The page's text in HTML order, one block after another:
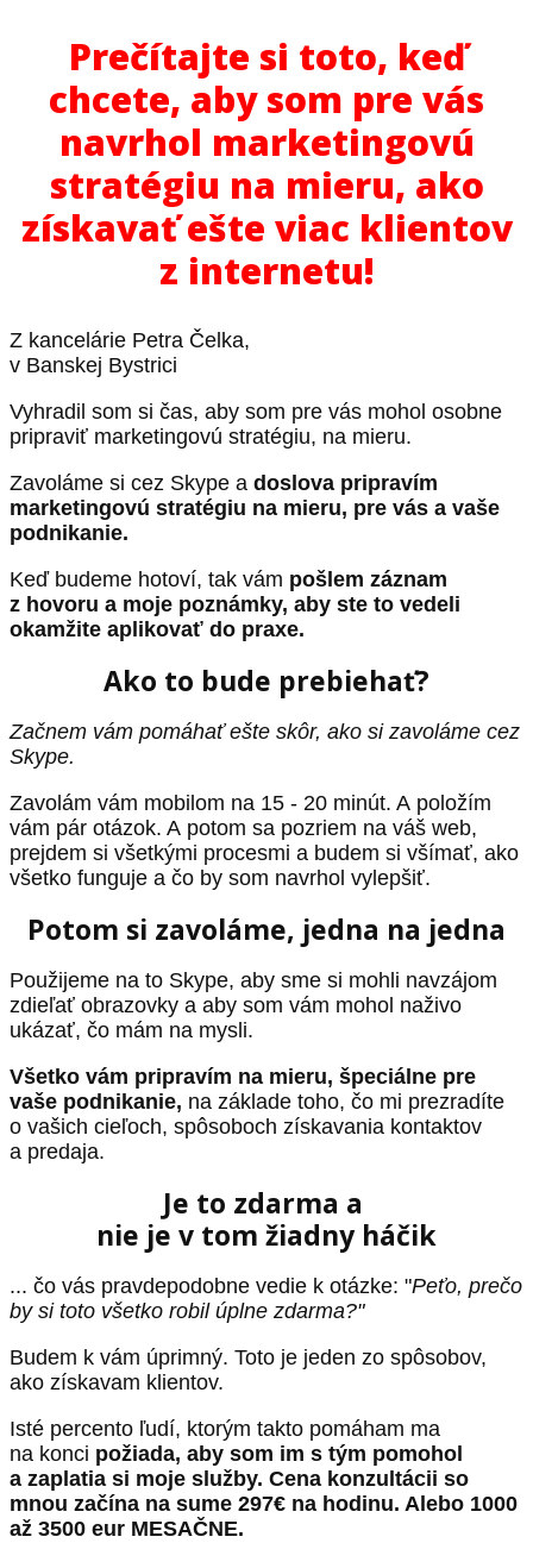
Prečítajte si toto, keď
chcete, aby som pre vás
navrhol marketingovú
stratégiu na mieru, ako
získavať ešte viac klientov
z internetu!
Z kancelárie Petra Čelka,
v Banskej Bystrici
Vyhradil som si čas, aby som pre vás mohol osobne
pripraviť marketingovú stratégiu, na mieru.
Zavoláme si cez Skype a doslova pripravím
marketingovú stratégiu na mieru, pre vás a vaše
podnikanie.
Keď budeme hotoví, tak vám pošlem záznam
z hovoru a moje poznámky, aby ste to vedeli
okamžite aplikovať do praxe.
Ako to bude prebiehať?
Začnem vám pomáhať ešte skôr, ako si zavoláme cez
Skype.
Zavolám vám mobilom na 15 - 20 minút. A položím
vám pár otázok. A potom sa pozriem na váš web,
prejdem si všetkými procesmi a budem si všímať, ako
všetko funguje a čo by som navrhol vylepšiť.
Potom si zavoláme, jedna na jedna
Použijeme na to Skype, aby sme si mohli navzájom
zdieľať obrazovky a aby som vám mohol naživo
ukázať, čo mám na mysli.
Všetko vám pripravím na mieru, špeciálne pre
vaše podnikanie, na základe toho, čo mi prezradíte
o vašich cieľoch, spôsoboch získavania kontaktov
a predaja.
Je to zdarma a
nie je v tom žiadny háčik
... čo vás pravdepodobne vedie k otázke: "Peťo, prečo
by si toto všetko robil úplne zdarma?"
Budem k vám úprimný. Toto je jeden zo spôsobov,
ako získavam klientov.
Isté percento ľudí, ktorým takto pomáham ma
na konci požiada, aby som im s tým pomohol
a zaplatia si moje služby. Cena konzultácii so
mnou začína na sume 297€ na hodinu. Alebo 1000
až 3500 eur MESAČNE.